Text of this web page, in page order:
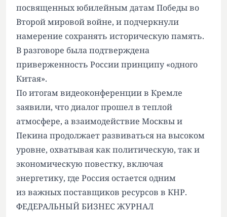
посвященных юбилейным датам Победы во
Второй мировой войне, и подчеркнули
намерение сохранять историческую память.
В разговоре была подтверждена
приверженность России принципу «одного
Китая».
По итогам видеоконференции в Кремле
заявили, что диалог прошел в теплой
атмосфере, а взаимодействие Москвы и
Пекина продолжает развиваться на высоком
уровне, охватывая как политическую, так и
экономическую повестку, включая
энергетику, где Россия остается одним
из важных поставщиков ресурсов в КНР.
ФЕДЕРАЛЬНЫЙ БИЗНЕС ЖУРНАЛ